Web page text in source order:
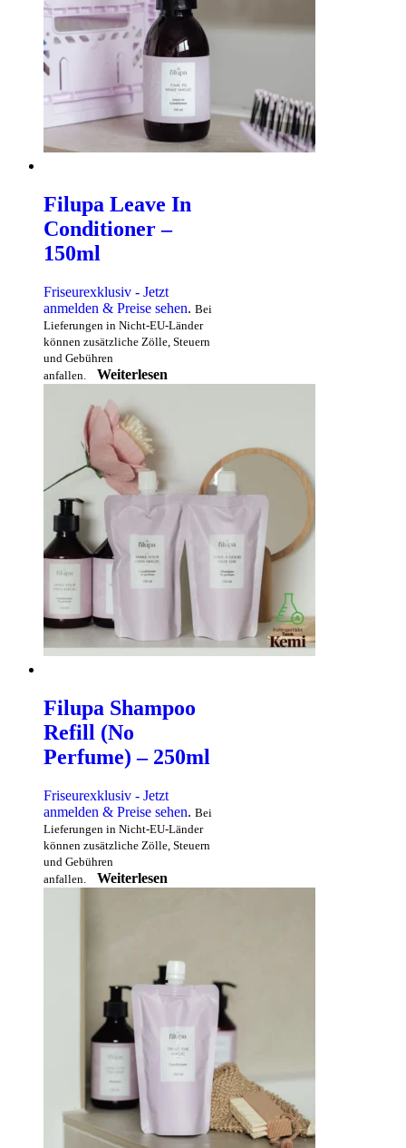
Filupa Leave In
Conditioner –
150ml
Friseurexklusiv - Jetzt
anmelden & Preise sehen. Bei
Lieferungen in Nicht-EU-Länder
können zusätzliche Zölle, Steuern
und Gebühren
anfallen.
Weiterlesen
Filupa Shampoo
Refill (No
Perfume) – 250ml
Friseurexklusiv - Jetzt
anmelden & Preise sehen. Bei
Lieferungen in Nicht-EU-Länder
können zusätzliche Zölle, Steuern
und Gebühren
anfallen.
Weiterlesen